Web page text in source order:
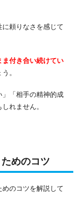
頼りなさを感じて
付き合い続けてい
。
「相手の精神的成
れません。
めのコツ
のコツを解説して